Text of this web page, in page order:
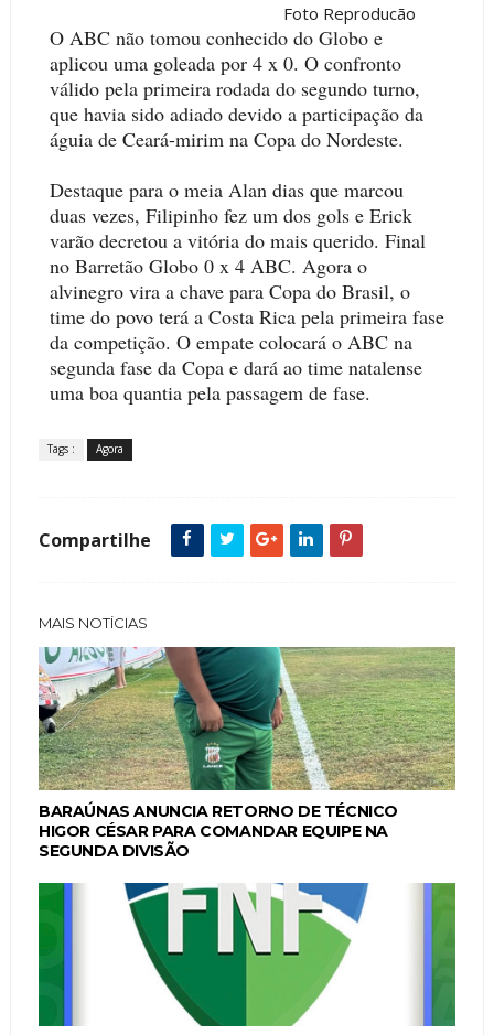
Foto Reproducão
O ABC não tomou conhecido do Globo e
aplicou uma goleada por 4 x 0. O confronto
válido pela primeira rodada do segundo turno,
que havia sido adiado devido a participação da
águia de Ceará-mirim na Copa do Nordeste.
Destaque para o meia Alan dias que marcou
duas vezes, Filipinho fez um dos gols e Erick
varão decretou a vitória do mais querido. Final
no Barretão Globo 0 x 4 ABC. Agora o
alvinegro vira a chave para Copa do Brasil, o
time do povo terá a Costa Rica pela primeira fase
da competição. O empate colocará o ABC na
segunda fase da Copa e dará ao time natalense
uma boa quantia pela passagem de fase.
Tags : Agora
Compartilhe
MAIS NOTÍCIAS
BARAÚNAS ANUNCIA RETORNO DE TÉCNICO
HIGOR CÉSAR PARA COMANDAR EQUIPE NA
SEGUNDA DIVISÃO